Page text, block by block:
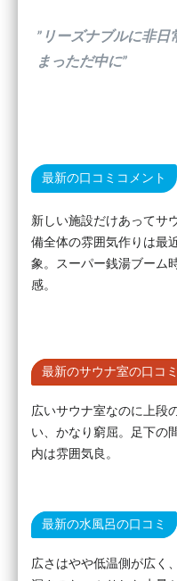
”リーズナブルに非
まっただ中に”
最新の口コミコメント
新しい施設だけあってサ
備全体の雰囲気作りは最
象。スーパー銭湯ブーム
感。
最新のサウナ室の口コミ
広いサウナ室なのに上段
い、かなり窮屈。足下の
内は雰囲気良。
最新の水風呂の口コミ
広さはやや低温側が広く